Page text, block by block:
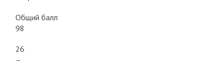
Общий балл
98
26
–